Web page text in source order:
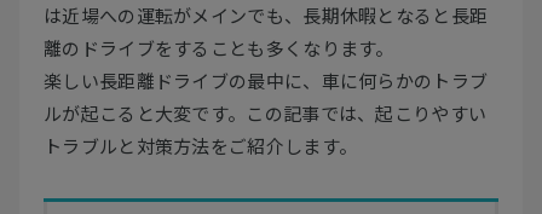
は近場への運転がメインでも、長期休暇となると長距
離のドライブをすることも多くなります。
楽しい長距離ドライブの最中に、車に何らかのトラブ
ルが起こると大変です。この記事では、起こりやすい
トラブルと対策方法をご紹介します。